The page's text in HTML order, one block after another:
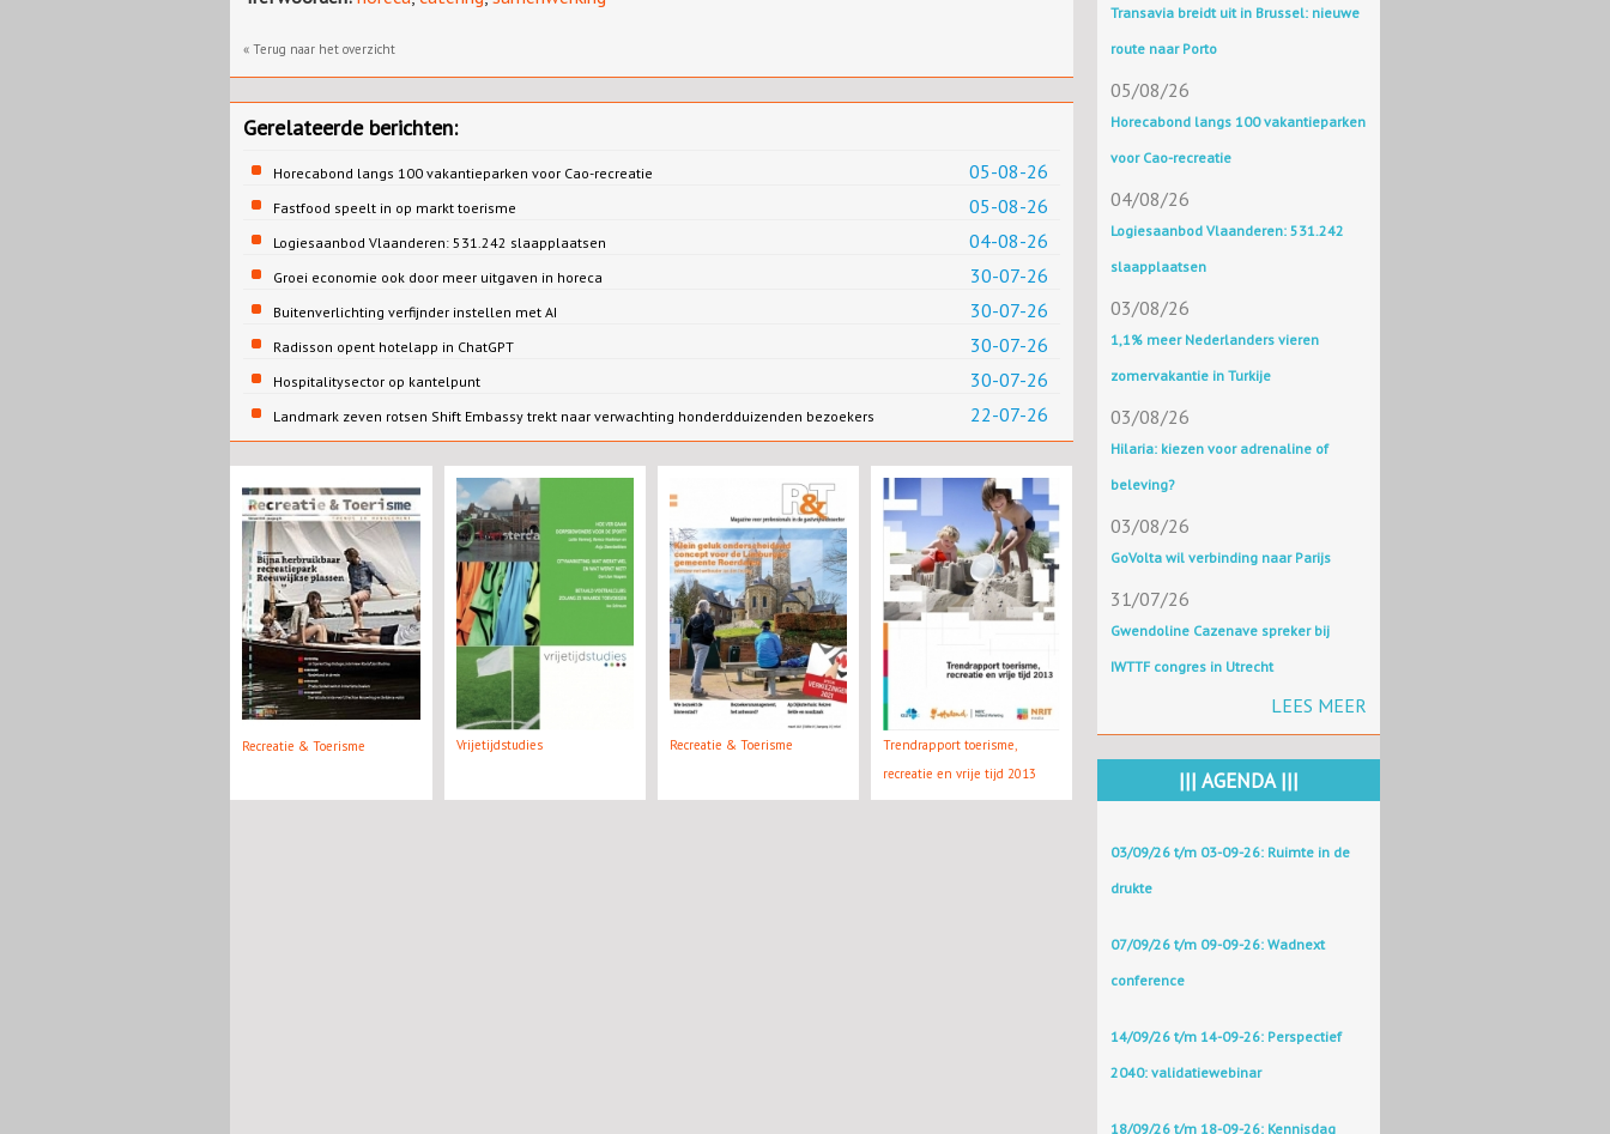
« Terug naar het overzicht
Gerelateerde berichten:
05-08-26
Horecabond langs 100 vakantieparken voor Cao-recreatie
05-08-26
Fastfood speelt in op markt toerisme
04-08-26
Logiesaanbod Vlaanderen: 531.242 slaapplaatsen
30-07-26
Groei economie ook door meer uitgaven in horeca
30-07-26
Buitenverlichting verfijnder instellen met AI
30-07-26
Radisson opent hotelapp in ChatGPT
30-07-26
Hospitalitysector op kantelpunt
22-07-26
Landmark zeven rotsen Shift Embassy trekt naar verwachting honderdduizenden bezoekers
Recreatie & Toerisme Vrijetijdstudies Recreatie & Toerisme
Trendrapport toerisme,
recreatie en vrije tijd 2013
Transavia breidt uit in Brussel: nieuwe
route naar Porto
05/08/26
Horecabond langs 100 vakantieparken
voor Cao-recreatie
04/08/26
Logiesaanbod Vlaanderen: 531.242
slaapplaatsen
03/08/26
1,1% meer Nederlanders vieren
zomervakantie in Turkije
03/08/26
Hilaria: kiezen voor adrenaline of
beleving?
03/08/26
GoVolta wil verbinding naar Parijs
31/07/26
Gwendoline Cazenave spreker bij
IWTTF congres in Utrecht
LEES MEER
||| AGENDA |||
03/09/26 t/m 03-09-26: Ruimte in de
drukte
07/09/26 t/m 09-09-26: Wadnext
conference
14/09/26 t/m 14-09-26: Perspectief
2040: validatiewebinar
18/09/26 t/m 18-09-26: Kennisdag